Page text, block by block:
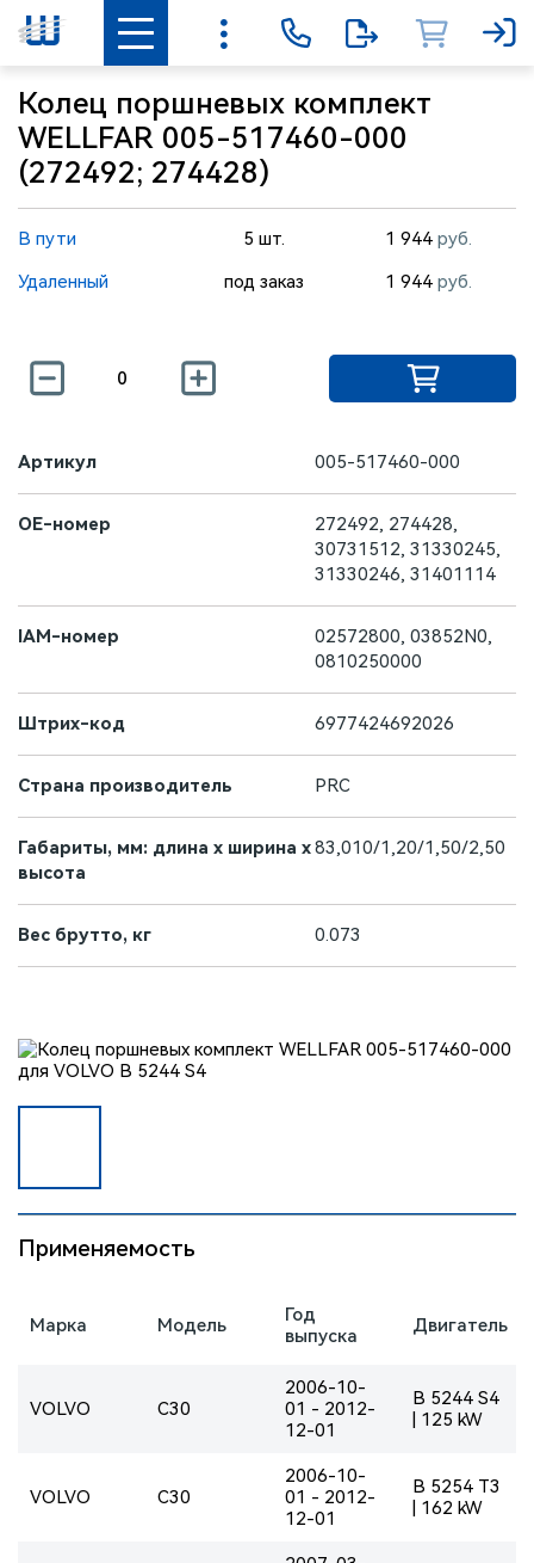
Колец поршневых комплект
WELLFAR 005-517460-000
(272492; 274428)
В пути 5 шт. 1 944 руб.
Удаленный
под заказ 1 944 руб.
Артикул 005-517460-000
OE-номер
272492, 274428,
30731512, 31330245,
31330246, 31401114
IAM-номер
02572800, 03852N0,
0810250000
Штрих-код 6977424692026
Страна производитель PRC
Габариты, мм: длина х ширина х
высота
83,010/1,20/1,50/2,50
Вес брутто, кг 0.073
Применяемость
Марка Модель
Год
выпуска
Двигатель
VOLVO C30
2006-10-
01 - 2012-
12-01
B 5244 S4
| 125 kW
VOLVO C30
2006-10-
01 - 2012-
12-01
B 5254 T3
| 162 kW